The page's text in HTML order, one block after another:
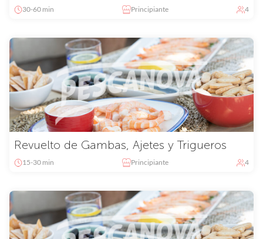
30-60 min Principiante 4
Revuelto de Gambas, Ajetes y Trigueros
15-30 min Principiante 4